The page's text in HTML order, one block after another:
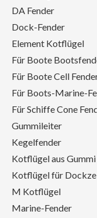
DA Fender
Dock-Fender
Element Kotflügel
Für Boote
Für Boote Cell
Für Boots-Marine-
Für Schiffe Cone
Gummileiter
Kegelfender
Kotflügel aus Gummi
Kotflügel für
M Kotflügel
Marine-Fender